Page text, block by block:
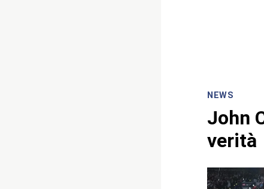
NEWS
John
verità